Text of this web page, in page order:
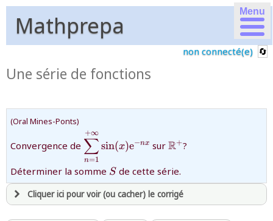
Menu
Mathprepa
non connecté(e)
Une série de fonctions
(Oral Mines-Ponts)
Convergence de nx}}
n=1
∑
+∞
sin(x)e−nx surR+?
Déterminer la somme {S}
S de cette série.
Cliquer ici pour voir (ou cacher) le corrigé